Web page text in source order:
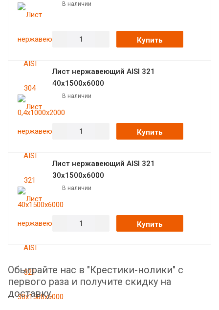
В наличии
Купить
Лист нержавеющий AISI 321
40х1500х6000
В наличии
Купить
Лист нержавеющий AISI 321
30х1500х6000
В наличии
Купить
Обыграйте нас в "Крестики-нолики" с
первого раза и получите скидку на
доставку.